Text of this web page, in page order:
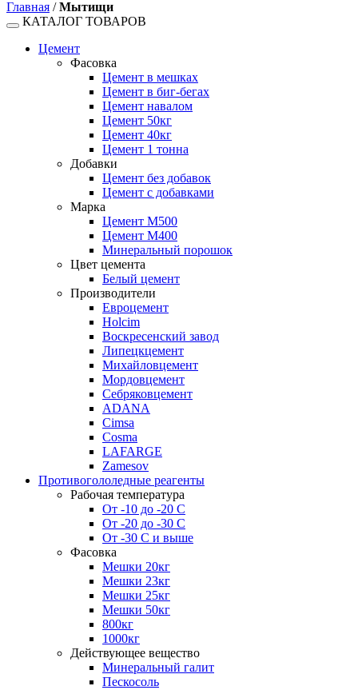
Главная /Мытищи
КАТАЛОГ ТОВАРОВ
Цемент
Фасовка
Цемент в мешках
Цемент в биг-бегах
Цемент навалом
Цемент 50кг
Цемент 40кг
Цемент 1 тонна
Добавки
Цемент без добавок
Цемент с добавками
Марка
Цемент М500
Цемент М400
Минеральный порошок
Цвет цемента
Белый цемент
Производители
Евроцемент
Holcim
Воскресенский завод
Липецкцемент
Михайловцемент
Мордовцемент
Себряковцемент
ADANA
Cimsa
Cosma
LAFARGE
Zamesov
Противогололедные реагенты
Рабочая температура
От -10 до -20 С
От -20 до -30 С
От -30 С и выше
Фасовка
Мешки 20кг
Мешки 23кг
Мешки 25кг
Мешки 50кг
800кг
1000кг
Действующее вещество
Минеральный галит
Пескосоль